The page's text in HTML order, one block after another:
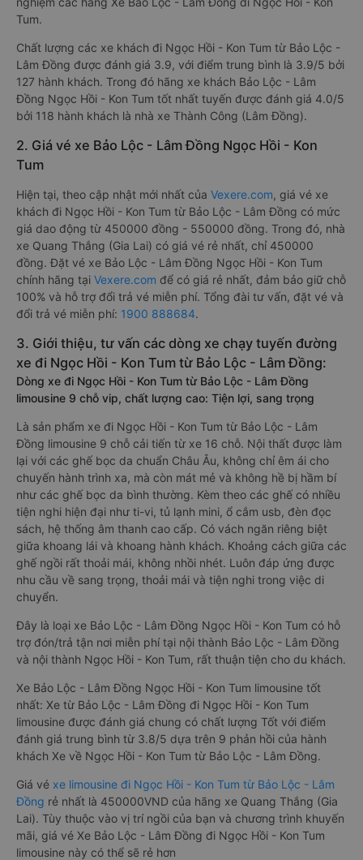
Tum.
Chất lượng các xe khách đi Ngọc Hồi - Kon Tum từ Bảo Lộc -
Lâm Đồng được đánh giá 3.9, với điểm trung bình là 3.9/5 bởi
127 hành khách. Trong đó hãng xe khách Bảo Lộc - Lâm
Đồng Ngọc Hồi - Kon Tum tốt nhất tuyến được đánh giá 4.0/5
bởi 118 hành khách là nhà xe Thành Công (Lâm Đồng).
2. Giá vé xe Bảo Lộc - Lâm Đồng Ngọc Hồi - Kon
Tum
Hiện tại, theo cập nhật mới nhất của Vexere.com, giá vé xe
khách đi Ngọc Hồi - Kon Tum từ Bảo Lộc - Lâm Đồng có mức
giá dao động từ 450000 đồng - 550000 đồng. Trong đó, nhà
xe Quang Thắng (Gia Lai) có giá vé rẻ nhất, chỉ 450000
đồng. Đặt vé xe Bảo Lộc - Lâm Đồng Ngọc Hồi - Kon Tum
chính hãng tại Vexere.com để có giá rẻ nhất, đảm bảo giữ chỗ
100% và hỗ trợ đổi trả vé miễn phí. Tổng đài tư vấn, đặt vé và
đổi trả vé miễn phí: 1900 888684.
3. Giới thiệu, tư vấn các dòng xe chạy tuyến đường
xe đi Ngọc Hồi - Kon Tum từ Bảo Lộc - Lâm Đồng:
Dòng xe đi Ngọc Hồi - Kon Tum từ Bảo Lộc - Lâm Đồng
limousine 9 chỗ vip, chất lượng cao: Tiện lợi, sang trọng
Là sản phẩm xe đi Ngọc Hồi - Kon Tum từ Bảo Lộc - Lâm
Đồng limousine 9 chỗ cải tiến từ xe 16 chỗ. Nội thất được làm
lại với các ghế bọc da chuẩn Châu Âu, không chỉ êm ái cho
chuyến hành trình xa, mà còn mát mẻ và không hề bị hầm bí
như các ghế bọc da bình thường. Kèm theo các ghế có nhiều
tiện nghi hiện đại như ti-vi, tủ lạnh mini, ổ cắm usb, đèn đọc
sách, hệ thống âm thanh cao cấp. Có vách ngăn riêng biệt
giữa khoang lái và khoang hành khách. Khoảng cách giữa các
ghế ngồi rất thoải mái, không nhồi nhét. Luôn đáp ứng được
nhu cầu về sang trọng, thoải mái và tiện nghi trong việc di
chuyển.
Đây là loại xe Bảo Lộc - Lâm Đồng Ngọc Hồi - Kon Tum có hỗ
trợ đón/trả tận nơi miễn phí tại nội thành Bảo Lộc - Lâm Đồng
và nội thành Ngọc Hồi - Kon Tum, rất thuận tiện cho du khách.
Xe Bảo Lộc - Lâm Đồng Ngọc Hồi - Kon Tum limousine tốt
nhất: Xe từ Bảo Lộc - Lâm Đồng đi Ngọc Hồi - Kon Tum
limousine được đánh giá chung có chất lượng Tốt với điểm
đánh giá trung bình từ 3.8/5 dựa trên 9 phản hồi của hành
khách Xe về Ngọc Hồi - Kon Tum từ Bảo Lộc - Lâm Đồng.
Giá vé xe limousine đi Ngọc Hồi - Kon Tum từ Bảo Lộc - Lâm
Đồng rẻ nhất là 450000VND của hãng xe Quang Thắng (Gia
Lai). Tùy thuộc vào vị trí ngồi của bạn và chương trình khuyến
mãi, giá vé Xe Bảo Lộc - Lâm Đồng đi Ngọc Hồi - Kon Tum
limousine này có thể sẽ rẻ hơn